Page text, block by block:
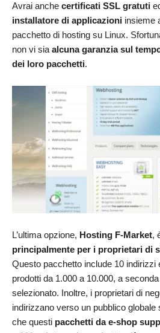
Avrai anche certificati SSL gratuti
installatore di applicazioni insieme
pacchetto di hosting su Linux.
non vi sia alcuna garanzia sul
dei loro pacchetti.
L’ultima opzione, Hosting F-Market,
principalmente per i proprietari di
Questo pacchetto include 10 indirizzi
prodotti da 1.000 a 10.000, a
selezionato. Inoltre, i proprietari di
indirizzano verso un pubblico
che questi pacchetti da e-shop